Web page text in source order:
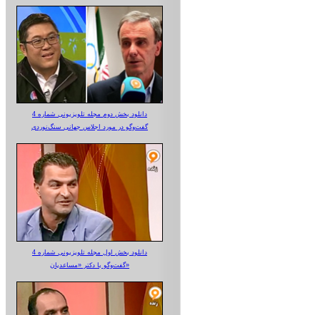
دانلود بخش دوم مجله تلویزیونی شماره 4
گفت‌وگو در مورد اجلاس جهانی سنگ‌نوردی
دانلود بخش اول مجله تلویزیونی شماره 4
گفت‌وگو با دکتر «مساعدیان»